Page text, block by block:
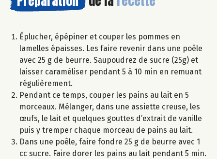
Éplucher, épépiner et couper les pommes en
lamelles épaisses. Les faire revenir dans une poêle
avec 25 g de beurre. Saupoudrez de sucre (25g) et
laisser caraméliser pendant 5 à 10 min en remuant
régulièrement.
Pendant ce temps, couper les pains au lait en 5
morceaux. Mélanger, dans une assiette creuse, les
œufs, le lait et quelques gouttes d’extrait de vanille
puis y tremper chaque morceau de pains au lait.
Dans une poêle, faire fondre 25 g de beurre avec 1
cc sucre. Faire dorer les pains au lait pendant 5 min.